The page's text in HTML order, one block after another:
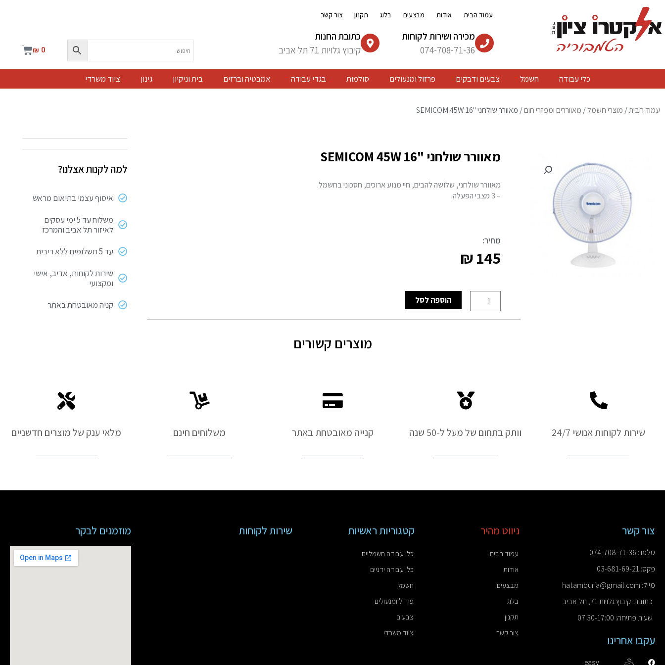
לתוכן
עמוד הבית אודות מבצעים בלוג תקנון צור קשר
מכירה ושירות לקוחות
074-708-71-36
כתובת החנות
קיבוץ גלויות 71 תל אביב
₪ 0
עגלת
כלי עבודה חשמל צבעים ודבקים פרזול ומנעולים סולמות בגדי עבודה אמבטיה וברזים בית וניקיון גינון ציוד משרדי
עמוד הבית/ מוצרי חשמל/ מאווררים ומפזרי חום/ מאוורר שולחני "SEMICOM 45W 16
מאוורר שולחני "SEMICOM 45W 16
מאוורר שולחני, שלושה להבים, חיי מנוע ארוכים, חסכוני בחשמל.
– 3 מצבי הפעלה.
מחיר:
₪145
כמות
של
הוספה לסל
למה לקנות אצלנו?
איסוף עצמי בתיאום מראש
משלוח עד 5 ימי עסקים
לאיזור תל אביב והמרכז
עד 5 תשלומים ללא ריבית
שירות לקוחות, אדיב, אישי
ומקצועי
קניה מאובטחת באתר
מוצרים קשורים
שירות לקוחות אנושי 24/7 וותק בתחום של מעל ל-50 שנה קנייה מאובטחת באתר משלוחים חינם מלאי ענק של מוצרים חדשניים
צור קשר
טלפון: 074-708-71-36
פקס: 03-681-69-21
מייל: hatamburia@gmail.com
כתובת: קיבוץ גלויות 71, תל אביב
שעות פתיחה: 07:30-17:00
עקבו אחרינו
easy
ניווט מהיר
עמוד הבית
אודות
מבצעים
בלוג
תקנון
צור קשר
קטגוריות ראשיות
כלי עבודה חשמליים
כלי עבודה ידניים
חשמל
פרזול ומנעולים
צבעים
ציוד משרדי
שירות לקוחות מוזמנים לבקר